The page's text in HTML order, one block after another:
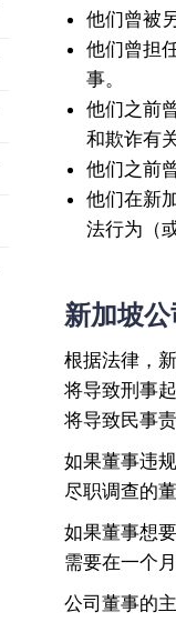
他们曾被
他们曾担
事。
他们之前
和欺诈有
他们之前
他们在新
法行为（
新加坡
根据法律，
将导致刑事
将导致民事
如果董事违
尽职调查的
如果董事想
需要在一个
公司董事的